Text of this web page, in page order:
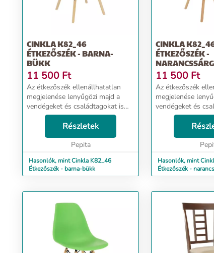
CINKLA K82_46
ÉTKEZŐSZÉK - BARNA-
BÜKK
11 500 Ft
Az étkezőszék ellenállhatatlan
megjelenése lenyűgözi majd a
vendégeket és családtagokat is
egyaránt. Minőségi kialakításának
köszönhetően hosszú ideig dobja
majd fel a családi összejöveteleket
Részletek
Pepita
Hasonlók, mint Cinkla K82_46
Étkezőszék - barna-bükk
CINKLA
ÉTKEZŐSZÉK -
11 500 Ft
Az étkezőszék
megjelenése
vendégeket és
egyaránt.
köszönhetően
majd fel a családi
Hasonlók, mint
Étkezőszék -